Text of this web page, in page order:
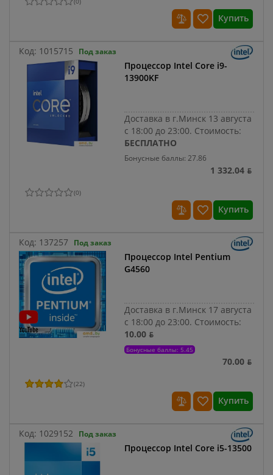
Купить
Код: 1015715 Под заказ
Процессор Intel Core i9-
13900KF
Доставка в г.Минск 13 августа
с 18:00 до 23:00. Стоимость:
БЕСПЛАТНО
Бонусные баллы: 27.86
1 332.04 ƃ
(0)
Купить
Код: 137257 Под заказ
Процессор Intel Pentium
G4560
Доставка в г.Минск 17 августа
с 18:00 до 23:00. Стоимость:
10.00 ƃ
Бонусные баллы: 5.45
70.00 ƃ
(22)
Купить
Код: 1029152 Под заказ
Процессор Intel Core i5-13500